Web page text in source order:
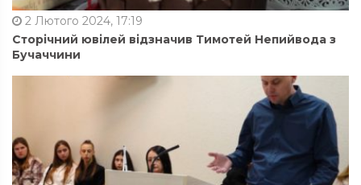
2 Лютого 2024, 17:19
Сторічний ювілей відзначив Тимотей Непийвода з
Бучаччини